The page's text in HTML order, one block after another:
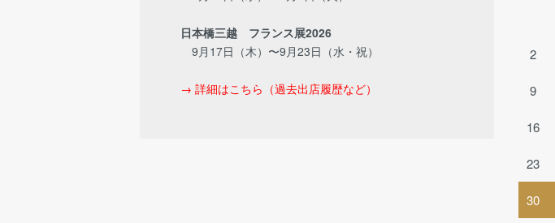
日本橋三越 フランス展2026
9月17日（木）〜9月23日（水・祝）
→ 詳細はこちら（過去出店履歴など）
2
9
16
23
30